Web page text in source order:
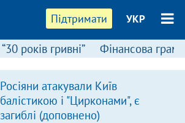
Підтримати УКР
“30 років гривні” Фінансова
Росіяни атакували Київ
балістикою і "Цирконами", є
загиблі (доповнено)